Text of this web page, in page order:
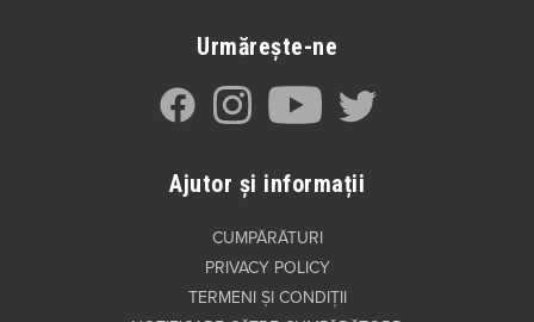
Urmărește-ne
Ajutor și informații
CUMPĂRĂTURI
PRIVACY POLICY
TERMENI ȘI CONDIȚII